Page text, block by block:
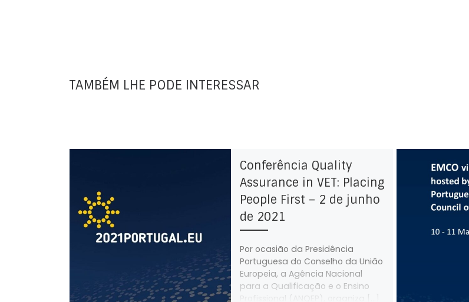
TAMBÉM LHE PODE INTERESSAR
Conferência Quality
Assurance in VET: Placing
People First – 2 de junho
de 2021
Por ocasião da Presidência
Portuguesa do Conselho da União
Europeia, a Agência Nacional
para a Qualificação e o Ensino
Profissional (ANQEP), organiza […]